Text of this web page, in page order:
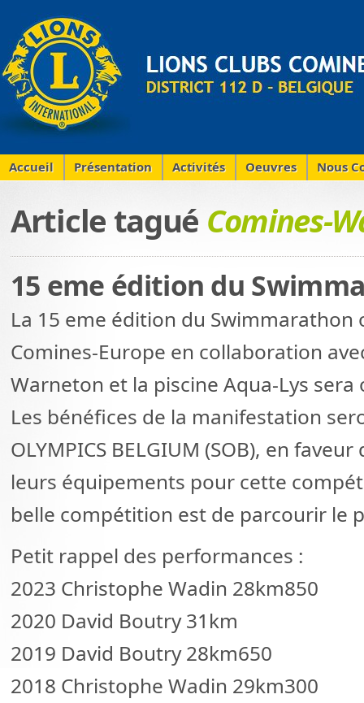
Accueil Présentation Activités Oeuvres Nous
Article tagué Comines-
15 eme édition du
La 15 eme édition du Swimmarathon
Comines-Europe en collaboration
Warneton et la piscine Aqua-Lys
Les bénéfices de la manifestation
OLYMPICS BELGIUM (SOB), en
leurs équipements pour cette
belle compétition est de parcourir le
Petit rappel des performances :
2023 Christophe Wadin 28km850
2020 David Boutry 31km
2019 David Boutry 28km650
2018 Christophe Wadin 29km300